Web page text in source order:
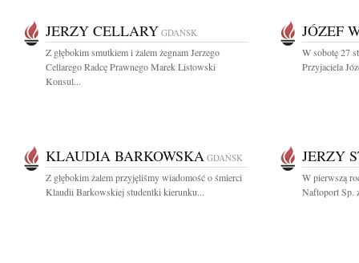
JERZY CELLARY GDAŃSK
Z głębokim smutkiem i żalem żegnam Jerzego
Cellarego Radcę Prawnego Marek Listowski
Konsul...
JÓZEF
W sobotę 27
Przyjaciela
KLAUDIA BARKOWSKA GDAŃSK
Z głębokim żalem przyjęliśmy wiadomość o śmierci
Klaudii Barkowskiej studentki kierunku...
JERZY
W pierwszą
Naftoport Sp.